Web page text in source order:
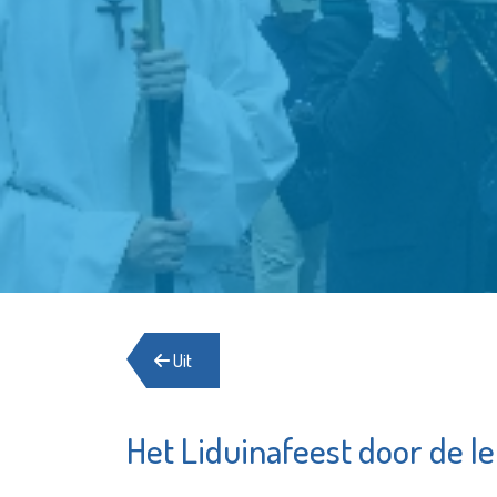
Uit
Het Liduinafeest door de
Herbergier
Schiedam
YETS